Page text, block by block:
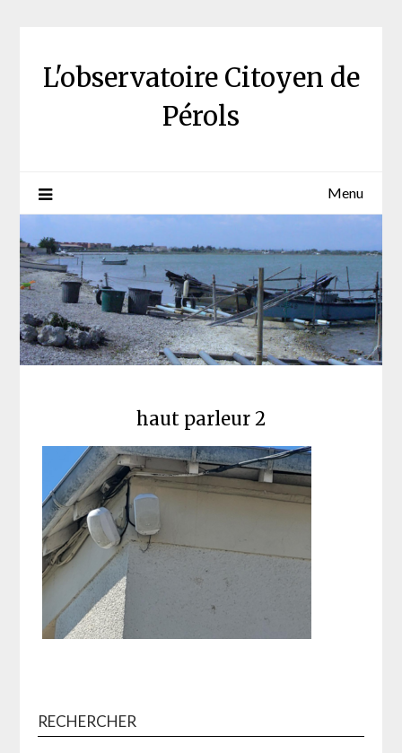
L'observatoire Citoyen de
Pérols
Menu
haut parleur 2
RECHERCHER